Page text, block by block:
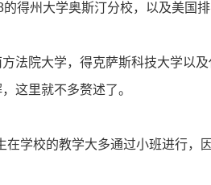
得州大学奥斯汀分校，以及美国
法院大学，得克萨斯科技大学以及
这里就不多赘述了。
学校的教学大多通过小班进行，